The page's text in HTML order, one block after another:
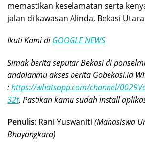
memastikan keselamatan serta
jalan di kawasan Alinda, Bekasi Utara.
Ikuti Kami diGOOGLE NEWS
Simak berita seputar Bekasi di
andalanmu akses berita Gobekasi.id
:https://whatsapp.com/channel/
32t. Pastikan kamu sudah install
Penulis: Rani Yuswaniti (Mahasiswa
Bhayangkara)